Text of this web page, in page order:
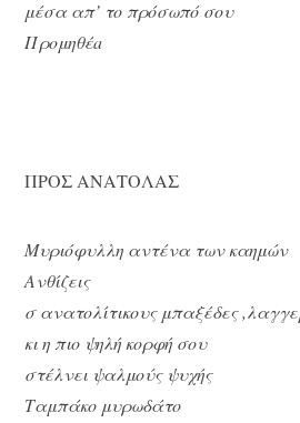
μέσα απ’ το πρόσωπό σου
Προμηθέa
ΠΡΟΣ ΑΝΑΤΟΛΑΣ
Μυριόφυλλη αντένα των καημών
Ανθίζεις
σ ανατολίτικους μπαξέδες
κι η πιο ψηλή κορφή σου
στέλνει ψαλμούς ψυχής
Ταμπάκο μυρωδάτο